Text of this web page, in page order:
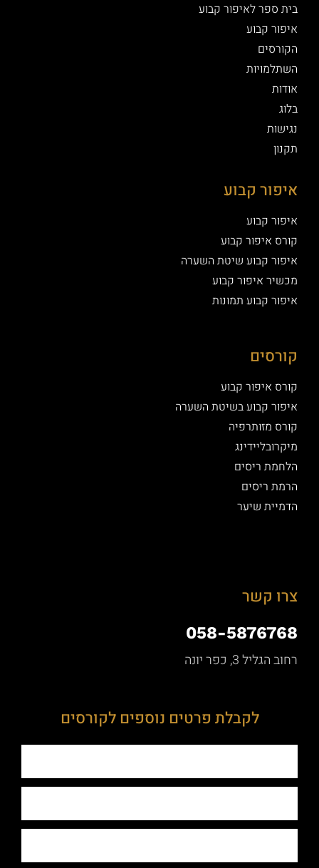
בית ספר לאיפור קבוע
איפור קבוע
הקורסים
השתלמויות
אודות
בלוג
נגישות
תקנון
איפור קבוע
איפור קבוע
קורס איפור קבוע
איפור קבוע שיטת השערה
מכשיר איפור קבוע
איפור קבוע תמונות
קורסים
קורס איפור קבוע
איפור קבוע בשיטת השערה
קורס מזותרפיה
מיקרובליידינג
הלחמת ריסים
הרמת ריסים
הדמיית שיער
צרו קשר
058-5876768
רחוב הגליל 3, כפר יונה
לקבלת פרטים נוספים לקורסים